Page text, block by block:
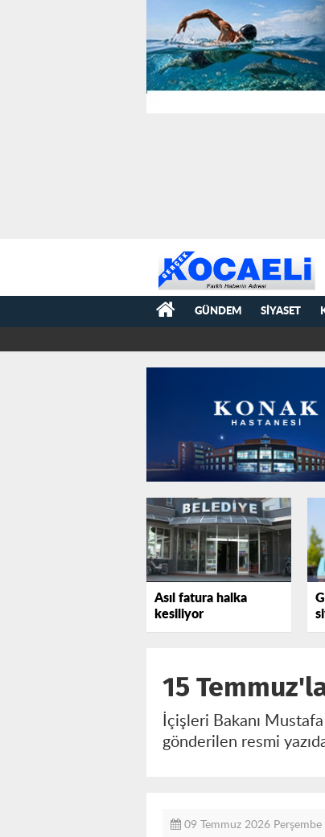
GÜNDEM SIYASET
Asıl fatura halka
kesiliyor
15
İçişleri Bakanı
gönderilen resmi
09 Temmuz 2026